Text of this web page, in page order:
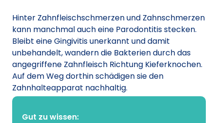
Hinter Zahnfleischschmerzen und Zahnschmerzen
kann manchmal auch eine Parodontitis stecken.
Bleibt eine Gingivitis unerkannt und damit
unbehandelt, wandern die Bakterien durch das
angegriffene Zahnfleisch Richtung Kieferknochen.
Auf dem Weg dorthin schädigen sie den
Zahnhalteapparat nachhaltig.
Gut zu wissen: